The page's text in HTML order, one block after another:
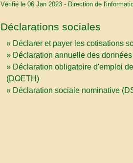
Vérifié le 06 Jan 2023 - Direction de
Déclarations sociales
Déclarer et payer les cotisations
Déclaration annuelle des
Déclaration obligatoire d'emploi
(DOETH)
Déclaration sociale nominative